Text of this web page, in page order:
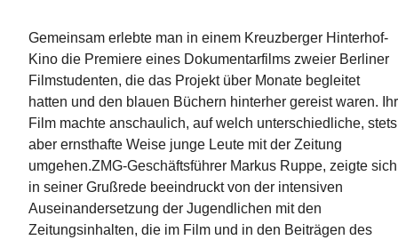
Gemeinsam erlebte man in einem Kreuzberger Hinterhof-
Kino die Premiere eines Dokumentarfilms zweier Berliner
Filmstudenten, die das Projekt über Monate begleitet
hatten und den blauen Büchern hinterher gereist waren. Ihr
Film machte anschaulich, auf welch unterschiedliche, stets
aber ernsthafte Weise junge Leute mit der Zeitung
umgehen.ZMG-Geschäftsführer Markus Ruppe, zeigte sich
in seiner Grußrede beeindruckt von der intensiven
Auseinandersetzung der Jugendlichen mit den
Zeitungsinhalten, die im Film und in den Beiträgen des